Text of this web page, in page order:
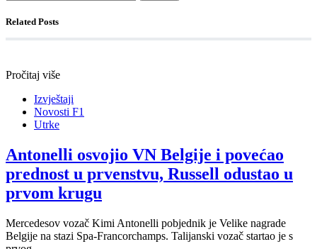
Related Posts
Pročitaj više
Izvještaji
Novosti F1
Utrke
Antonelli osvojio VN Belgije i povećao
prednost u prvenstvu, Russell odustao u
prvom krugu
Mercedesov vozač Kimi Antonelli pobjednik je Velike nagrade
Belgije na stazi Spa-Francorchamps. Talijanski vozač startao je s